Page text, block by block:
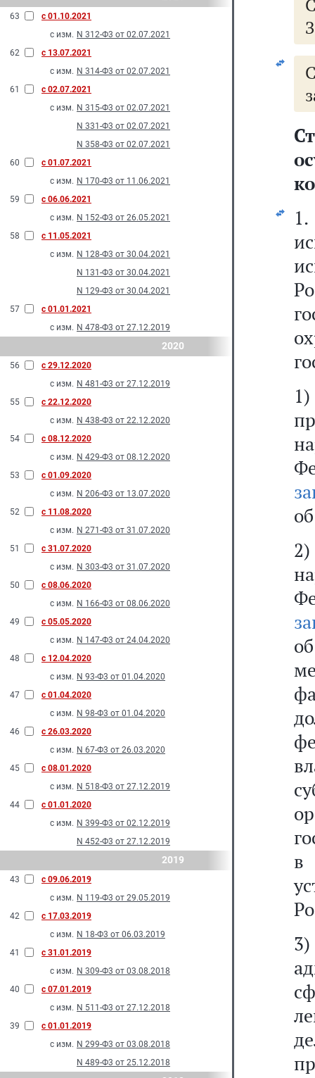
63
с 01.10.2021
с изм. N 312-Ф3 от 02.07.2021
62
с 13.07.2021
с изм. N 314-Ф3 от 02.07.2021
61
с 02.07.2021
с изм. N 315-Ф3 от 02.07.2021
N 331-Ф3 от 02.07.2021
N 358-Ф3 от 02.07.2021
60
с 01.07.2021
с изм. N 170-Ф3 от 11.06.2021
59
с 06.06.2021
с изм. N 152-Ф3 от 26.05.2021
58
с 11.05.2021
с изм. N 128-Ф3 от 30.04.2021
N 131-Ф3 от 30.04.2021
N 129-Ф3 от 30.04.2021
57
с 01.01.2021
с изм. N 478-Ф3 от 27.12.2019
2020
56
с 29.12.2020
с изм. N 481-Ф3 от 27.12.2019
55
с 22.12.2020
с изм. N 438-Ф3 от 22.12.2020
54
с 08.12.2020
с изм. N 429-Ф3 от 08.12.2020
53
с 01.09.2020
с изм. N 206-Ф3 от 13.07.2020
52
с 11.08.2020
с изм. N 271-Ф3 от 31.07.2020
51
с 31.07.2020
с изм. N 303-Ф3 от 31.07.2020
50
с 08.06.2020
с изм. N 166-Ф3 от 08.06.2020
49
с 05.05.2020
с изм. N 147-Ф3 от 24.04.2020
48
с 12.04.2020
с изм. N 93-Ф3 от 01.04.2020
47
с 01.04.2020
с изм. N 98-Ф3 от 01.04.2020
46
с 26.03.2020
с изм. N 67-Ф3 от 26.03.2020
45
с 08.01.2020
с изм. N 518-Ф3 от 27.12.2019
44
с 01.01.2020
с изм. N 399-Ф3 от 02.12.2019
N 452-Ф3 от 27.12.2019
2019
43
с 09.06.2019
с изм. N 119-Ф3 от 29.05.2019
42
с 17.03.2019
с изм. N 18-Ф3 от 06.03.2019
41
с 31.01.2019
с изм. N 309-Ф3 от 03.08.2018
40
с 07.01.2019
с изм. N 511-Ф3 от 27.12.2018
39
с 01.01.2019
с изм. N 299-Ф3 от 03.08.2018
N 489-Ф3 от 25.12.2018
в